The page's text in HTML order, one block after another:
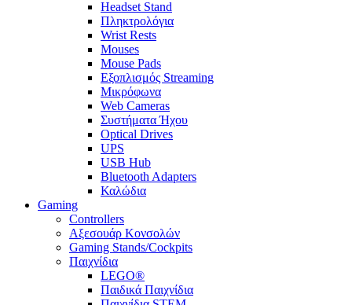
Headset Stand
Πληκτρολόγια
Wrist Rests
Mouses
Mouse Pads
Εξοπλισμός Streaming
Μικρόφωνα
Web Cameras
Συστήματα Ήχου
Optical Drives
UPS
USB Hub
Bluetooth Adapters
Καλώδια
Gaming
Controllers
Αξεσουάρ Κονσολών
Gaming Stands/Cockpits
Παιχνίδια
LEGO®
Παιδικά Παιχνίδια